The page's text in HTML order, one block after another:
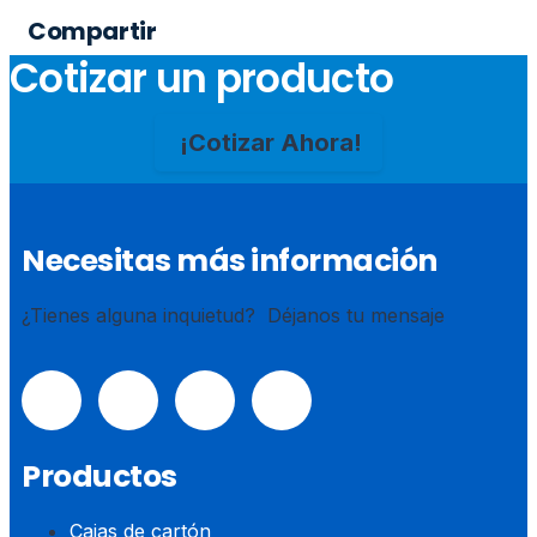
Compartir
Cotizar un producto
¡Cotizar Ahora!
Necesitas más información
¿Tienes alguna inquietud? Déjanos tu mensaje
Productos
Cajas de cartón